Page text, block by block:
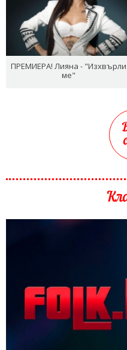
ПРЕМИЕРА! Лияна - "Изхвърли
ме"